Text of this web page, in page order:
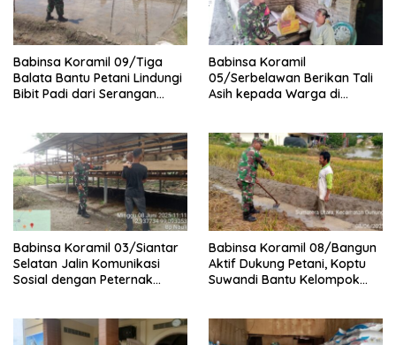
Babinsa Koramil 09/Tiga
Balata Bantu Petani Lindungi
Bibit Padi dari Serangan
Babinsa Koramil
05/Serbelawan Berikan Tali
Asih kepada Warga di
Babinsa Koramil 03/Siantar
Selatan Jalin Komunikasi
Sosial dengan Peternak
Babinsa Koramil 08/Bangun
Aktif Dukung Petani, Koptu
Suwandi Bantu Kelompok